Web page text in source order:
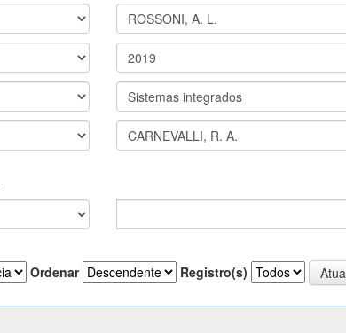
Ordenar Registro(s)